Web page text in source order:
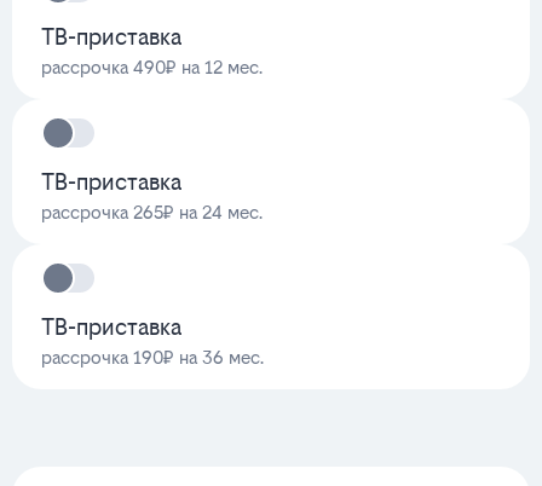
ТВ-приставка
рассрочка 490₽ на 12 мес.
ТВ-приставка
рассрочка 265₽ на 24 мес.
ТВ-приставка
рассрочка 190₽ на 36 мес.